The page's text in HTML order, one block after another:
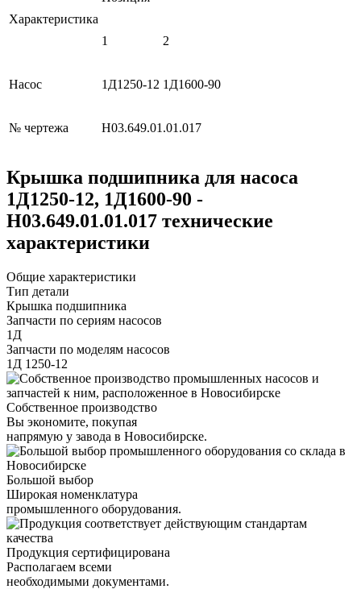
Характеристика
1 2
Насос 1Д1250-12 1Д1600-90
№ чертежа Н03.649.01.01.017
Крышка подшипника для насоса
1Д1250-12, 1Д1600-90 -
Н03.649.01.01.017 технические
характеристики
Общие характеристики
Тип детали
Крышка подшипника
Запчасти по сериям насосов
1Д
Запчасти по моделям насосов
1Д 1250-12
Собственное производство
Вы экономите, покупая
напрямую у завода в Новосибирске.
Большой выбор
Широкая номенклатура
промышленного оборудования.
Продукция сертифицирована
Располагаем всеми
необходимыми документами.